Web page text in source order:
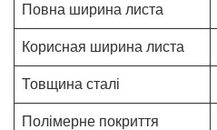
Повна ширина листа
Корисная ширина листа
Товщина сталі
Полімерне покриття